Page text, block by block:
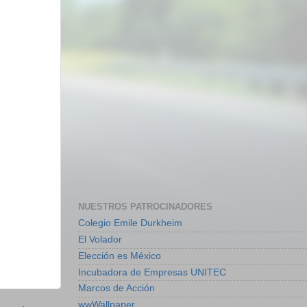
NUESTROS PATROCINADORES
Colegio Emile Durkheim
El Volador
Elección es México
Incubadora de Empresas UNITEC
Marcos de Acción
wwWallpaper